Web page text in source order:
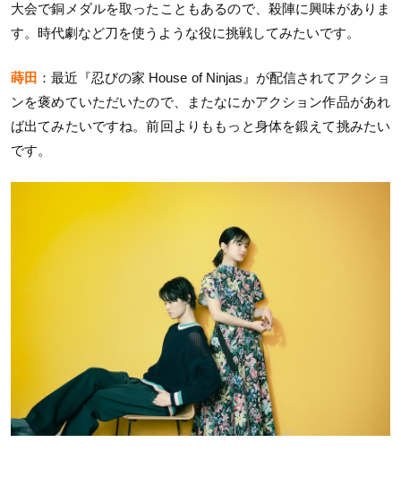
大会で銅メダルを取ったこともあるので、殺陣に興味がありま
す。時代劇など刀を使うような役に挑戦してみたいです。
蒔田 ：最近『忍びの家 House of Ninjas』が配信されてアクショ
ンを褒めていただいたので、またなにかアクション作品があれ
ば出てみたいですね。前回よりももっと身体を鍛えて挑みたい
です。